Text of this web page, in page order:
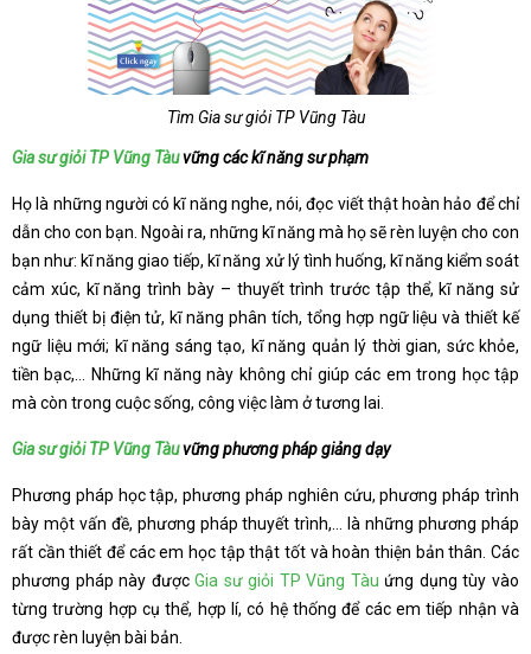
Tìm Gia sư giỏi TP Vũng Tàu
Gia sư giỏi TP Vũng Tàuvững các kĩ năng sư phạm
Họ là những người có kĩ năng nghe, nói, đọc viết thật hoàn hảo để chỉ
dẫn cho con bạn. Ngoài ra, những kĩ năng mà họ sẽ rèn luyện cho con
bạn như: kĩ năng giao tiếp, kĩ năng xử lý tình huống, kĩ năng kiểm soát
cảm xúc, kĩ năng trình bày – thuyết trình trước tập thể, kĩ năng sử
dụng thiết bị điện tử, kĩ năng phân tích, tổng hợp ngữ liệu và thiết kế
ngữ liệu mới; kĩ năng sáng tạo, kĩ năng quản lý thời gian, sức khỏe,
tiền bạc,… Những kĩ năng này không chỉ giúp các em trong học tập
mà còn trong cuộc sống, công việc làm ở tương lai.
Gia sư giỏi TP Vũng Tàuvững phương pháp giảng dạy
Phương pháp học tập, phương pháp nghiên cứu, phương pháp trình
bày một vấn đề, phương pháp thuyết trình,… là những phương pháp
rất cần thiết để các em học tập thật tốt và hoàn thiện bản thân. Các
phương pháp này đượcGia sư giỏi TP Vũng Tàu ứng dụng tùy vào
từng trường hợp cụ thể, hợp lí, có hệ thống để các em tiếp nhận và
được rèn luyện bài bản.